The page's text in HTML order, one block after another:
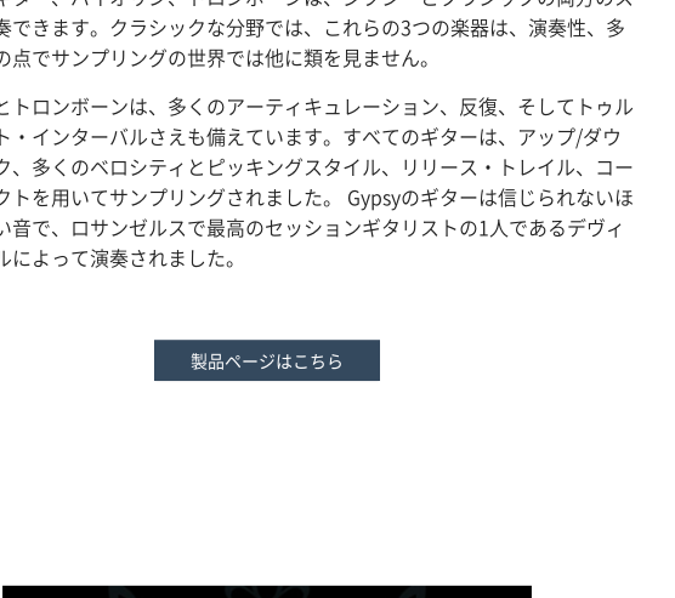
できます。クラシックな分野では、これらの3つの楽器は、演奏性、多
点でサンプリングの世界では他に類を見ません。
トロンボーンは、多くのアーティキュレーション、反復、そしてトゥル
・インターバルさえも備えています。すべてのギターは、アップ/ダウ
、多くのベロシティとピッキングスタイル、リリース・トレイル、コー
トを用いてサンプリングされました。 Gypsyのギターは信じられないほ
音で、ロサンゼルスで最高のセッションギタリストの1人であるデヴィ
によって演奏されました。
製品ページはこちら